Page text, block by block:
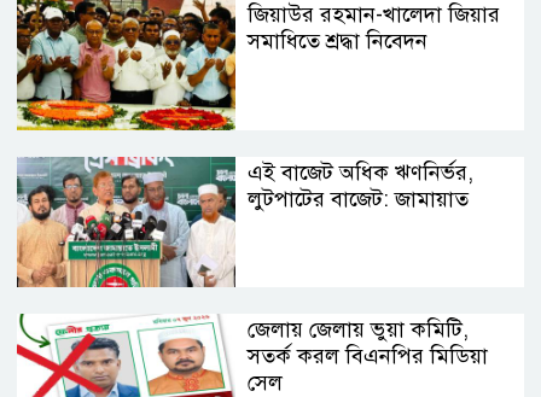
জিয়াউর রহমান-খালেদা জিয়ার
সমাধিতে শ্রদ্ধা নিবেদন
এই বাজেট অধিক ঋণনির্ভর,
লুটপাটের বাজেট: জামায়াত
জেলায় জেলায় ভুয়া কমিটি,
সতর্ক করল বিএনপির মিডিয়া
সেল